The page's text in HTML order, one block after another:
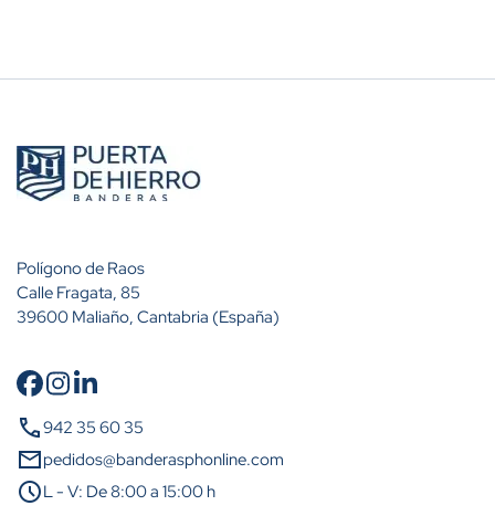
Cantidad
A partir de 10 unidades
A partir de 25 unidades
Polígono de Raos
Calle Fragata, 85
39600 Maliaño, Cantabria (España)
call942 35 60 35
mailpedidos@banderasphonline.com
scheduleL - V: De 8:00 a 15:00 h